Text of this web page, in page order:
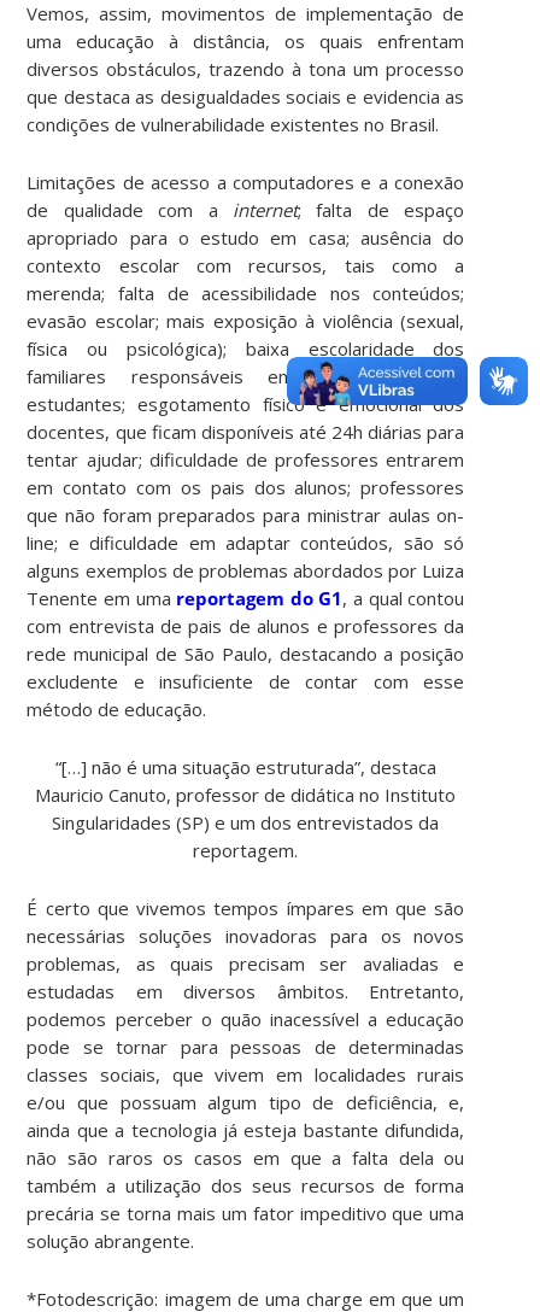
Vemos, assim, movimentos de implementação de
uma educação à distância, os quais enfrentam
diversos obstáculos, trazendo à tona um processo
que destaca as desigualdades sociais e evidencia as
condições de vulnerabilidade existentes no Brasil.
Limitações de acesso a computadores e a conexão
de qualidade com a internet; falta de espaço
apropriado para o estudo em casa; ausência do
contexto escolar com recursos, tais como a
merenda; falta de acessibilidade nos conteúdos;
evasão escolar; mais exposição à violência (sexual,
física ou psicológica); baixa escolaridade dos
familiares responsáveis em acompanhar os
estudantes; esgotamento físico e emocional dos
docentes, que ficam disponíveis até 24h diárias para
tentar ajudar; dificuldade de professores entrarem
em contato com os pais dos alunos; professores
que não foram preparados para ministrar aulas on-
line; e dificuldade em adaptar conteúdos, são só
alguns exemplos de problemas abordados por Luiza
Tenente em uma reportagem do G1, a qual contou
com entrevista de pais de alunos e professores da
rede municipal de São Paulo, destacando a posição
excludente e insuficiente de contar com esse
método de educação.
“[…] não é uma situação estruturada”, destaca
Mauricio Canuto, professor de didática no Instituto
Singularidades (SP) e um dos entrevistados da
reportagem.
É certo que vivemos tempos ímpares em que são
necessárias soluções inovadoras para os novos
problemas, as quais precisam ser avaliadas e
estudadas em diversos âmbitos. Entretanto,
podemos perceber o quão inacessível a educação
pode se tornar para pessoas de determinadas
classes sociais, que vivem em localidades rurais
e/ou que possuam algum tipo de deficiência, e,
ainda que a tecnologia já esteja bastante difundida,
não são raros os casos em que a falta dela ou
também a utilização dos seus recursos de forma
precária se torna mais um fator impeditivo que uma
solução abrangente.
*Fotodescrição: imagem de uma charge em que um